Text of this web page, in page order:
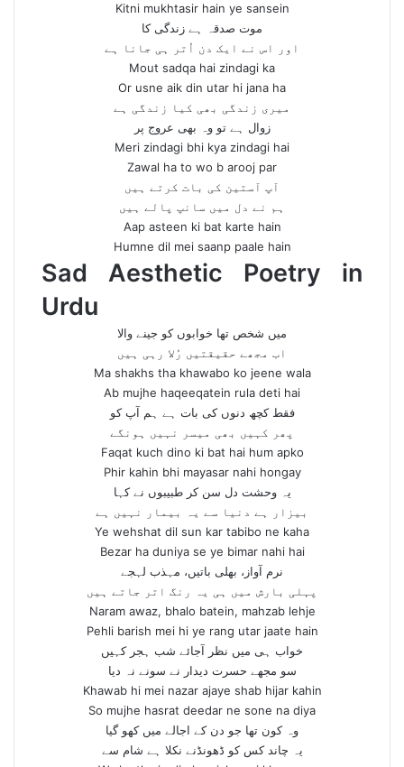
Kitni mukhtasir hain ye sansein
موت صدقہ ہے زندگی کا
اور اس نے ایک دن اُتر ہی جانا ہے
Mout sadqa hai zindagi ka
Or usne aik din utar hi jana ha
میری زندگی بھی کیا زندگی ہے
زوال ہے تو وہ بھی عروج پر
Meri zindagi bhi kya zindagi hai
Zawal ha to wo b arooj par
آپ آستین کی بات کرتے ہیں
ہم نے دل میں سانپ پالے ہیں
Aap asteen ki bat karte hain
Humne dil mei saanp paale hain
Sad Aesthetic Poetry in
Urdu
میں شخص تھا خوابوں کو جینے والا
اب مجھے حقیقتیں رُلا رہی ہیں
Ma shakhs tha khawabo ko jeene wala
Ab mujhe haqeeqatein rula deti hai
فقط کچھ دنوں کی بات ہے ہم آپ کو
پھر کہیں بھی میسر نہیں ہونگے
Faqat kuch dino ki bat hai hum apko
Phir kahin bhi mayasar nahi hongay
یہ وحشت دل سن کر طبیبوں نے کہا
بیزار ہے دنیا سے یہ بیمار نہیں ہے
Ye wehshat dil sun kar tabibo ne kaha
Bezar ha duniya se ye bimar nahi hai
نرم آواز، بھلی باتیں، مہذب لہجے
پہلی بارش میں ہی یہ رنگ اتر جاتے ہیں
Naram awaz, bhalo batein, mahzab lehje
Pehli barish mei hi ye rang utar jaate hain
خواب ہی میں نظر آجائے شب ہجر کہیں
سو مجھے حسرت دیدار نے سونے نہ دیا
Khawab hi mei nazar ajaye shab hijar kahin
So mujhe hasrat deedar ne sone na diya
وہ کون تھا جو دن کے اجالے میں کھو گیا
یہ چاند کس کو ڈھونڈنے نکلا ہے شام سے